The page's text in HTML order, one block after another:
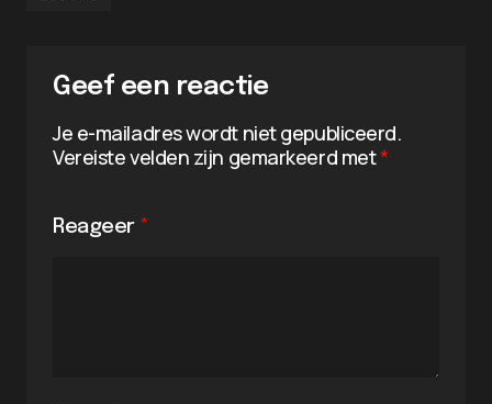
Geef een reactie
Je e-mailadres wordt niet gepubliceerd.
Vereiste velden zijn gemarkeerd met*
Reageer *